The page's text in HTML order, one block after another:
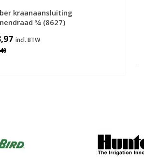
kraanaansluiting
¾ (8627)